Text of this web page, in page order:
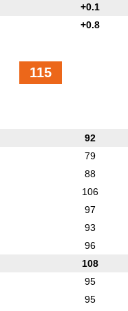
+0.1
+0.8
115
92
79
88
106
97
93
96
108
95
95